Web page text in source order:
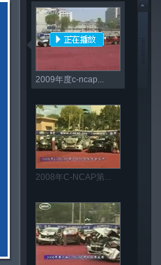
2009年度c-ncap...
2008年C-NCAP第...